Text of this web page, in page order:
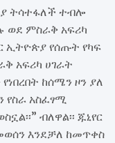
ትሳተፋለች ተብሎ
ወደ ምስራቅ አፍሪካ
ኢትዮጵያ የሰጡት የካፍ
አፍሪካ ሀገራት
ከሰሜን ዞን ያለ
የስራ አስፈፃሚ
ብለዋል፡፡ ጁኒየር
እንደቻለ ከመጥቀስ